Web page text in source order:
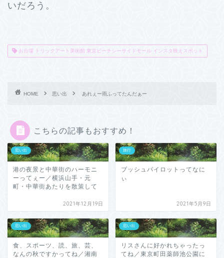
いだろう。
お台場 トリックアート美術館 東京ビーチシーサイドモール インスタ映えスポット
HOME 思い出 あれぇー雨ふってたんだぁー
こちらの記事もおすすめ！
思い出
港の夜景と中華街のハーモニ
ーってぇー／横浜山手・元
町・中華街あたりを散策して
2021年12月19日
旅行
ブッシュパイロットってなに
ぃ
2021年5月9日
思い出
食、スポーツ、読、旅、芸、
なんの秋ですかってね／湘南
思い出
リスさんに好かれちゃったっ
てね／東京町田薬師池公園に